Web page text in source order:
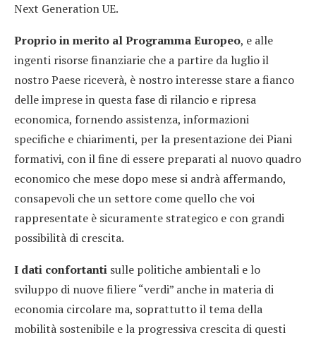
Next Generation UE.
Proprio in merito al Programma Europeo, e alle
ingenti risorse finanziarie che a partire da luglio il
nostro Paese riceverà, è nostro interesse stare a fianco
delle imprese in questa fase di rilancio e ripresa
economica, fornendo assistenza, informazioni
specifiche e chiarimenti, per la presentazione dei Piani
formativi, con il fine di essere preparati al nuovo quadro
economico che mese dopo mese si andrà affermando,
consapevoli che un settore come quello che voi
rappresentate è sicuramente strategico e con grandi
possibilità di crescita.
I dati confortanti sulle politiche ambientali e lo
sviluppo di nuove filiere “verdi” anche in materia di
economia circolare ma, soprattutto il tema della
mobilità sostenibile e la progressiva crescita di questi